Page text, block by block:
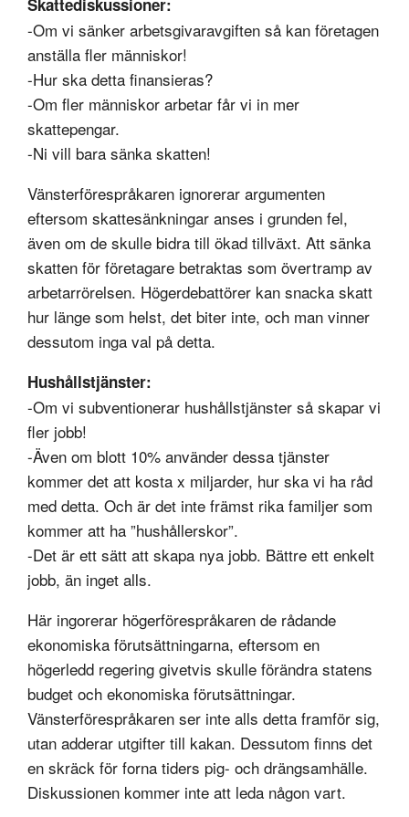
Skattediskussioner:
-Om vi sänker arbetsgivaravgiften så kan företagen
anställa fler människor!
-Hur ska detta finansieras?
-Om fler människor arbetar får vi in mer
skattepengar.
-Ni vill bara sänka skatten!
Vänsterförespråkaren ignorerar argumenten
eftersom skattesänkningar anses i grunden fel,
även om de skulle bidra till ökad tillväxt. Att sänka
skatten för företagare betraktas som övertramp av
arbetarrörelsen. Högerdebattörer kan snacka skatt
hur länge som helst, det biter inte, och man vinner
dessutom inga val på detta.
Hushållstjänster:
-Om vi subventionerar hushållstjänster så skapar vi
fler jobb!
-Även om blott 10% använder dessa tjänster
kommer det att kosta x miljarder, hur ska vi ha råd
med detta. Och är det inte främst rika familjer som
kommer att ha ”hushållerskor”.
-Det är ett sätt att skapa nya jobb. Bättre ett enkelt
jobb, än inget alls.
Här ingorerar högerförespråkaren de rådande
ekonomiska förutsättningarna, eftersom en
högerledd regering givetvis skulle förändra statens
budget och ekonomiska förutsättningar.
Vänsterförespråkaren ser inte alls detta framför sig,
utan adderar utgifter till kakan. Dessutom finns det
en skräck för forna tiders pig- och drängsamhälle.
Diskussionen kommer inte att leda någon vart.